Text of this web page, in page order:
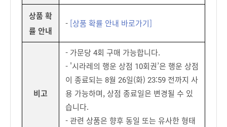
상품 확
률 안내
- [상품 확률 안내 바로가기]
비고
- 가문당 4회 구매 가능합니다.
- '시라레의 행운 상점 10회권’은 행운 상점
이 종료되는 8월 26일(화) 23:59 전까지 사
용 가능하며, 상점 종료일은 변경될 수 있
습니다.
- 관련 상품은 향후 동일 또는 유사한 형태